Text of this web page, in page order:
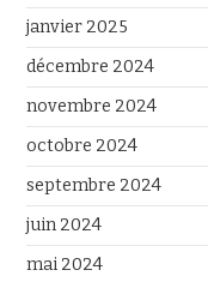
janvier 2025
décembre 2024
novembre 2024
octobre 2024
septembre 2024
juin 2024
mai 2024